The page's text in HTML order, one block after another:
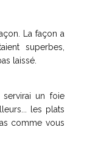
La façon a
superbes,
laissé.
un foie
les plats
comme vous